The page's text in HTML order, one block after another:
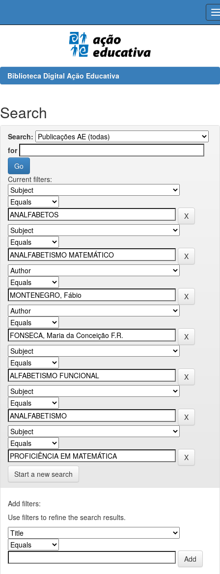
Biblioteca Digital Ação Educativa
Search
Search:
for
Current filters:
Start a new search
Add filters:
Use filters to refine the search results.